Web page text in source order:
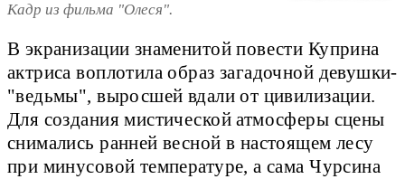
Кадр из фильма "Олеся".
В экранизации знаменитой повести Куприна
актриса воплотила образ загадочной девушки-
"ведьмы", выросшей вдали от цивилизации.
Для создания мистической атмосферы сцены
снимались ранней весной в настоящем лесу
при минусовой температуре, а сама Чурсина